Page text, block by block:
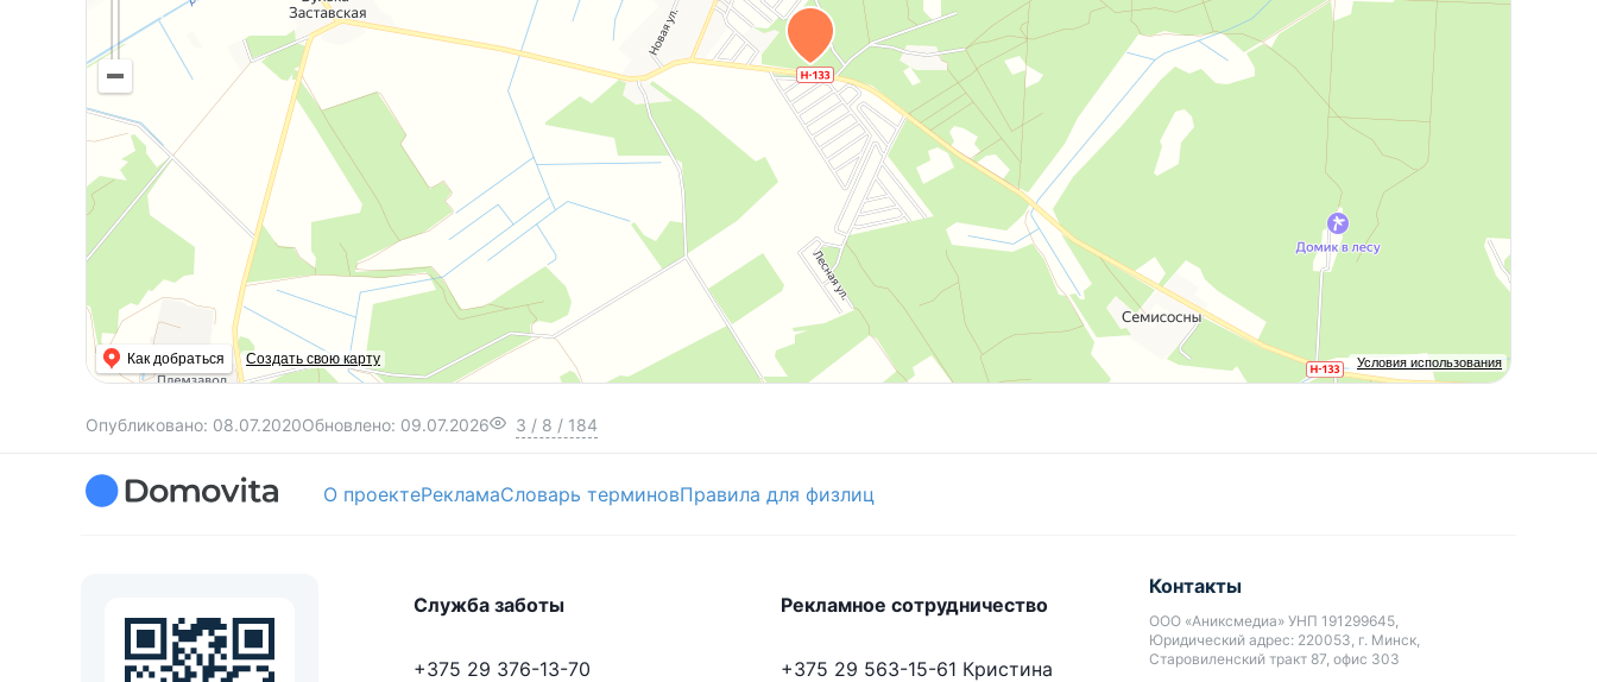
Условия использования
Как добраться Создать свою карту
Опубликовано: 08.07.2020Обновлено: 09.07.2026 3 / 8 / 184
О проектеРекламаСловарь терминовПравила для физлиц
Служба заботы
+375 29 376-13-70
Рекламное сотрудничество
+375 29 563-15-61 Кристина
Контакты
ООО «Аниксмедиа» УНП 191299645,
Юридический адрес: 220053, г. Минск,
Старовиленский тракт 87, офис 303